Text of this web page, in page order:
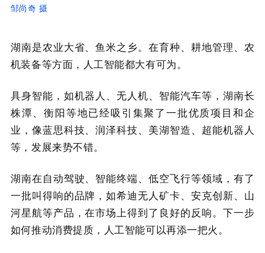
邹尚奇 摄
湖南是农业大省、鱼米之乡。在育种、耕地管理、农
机装备等方面，人工智能都大有可为。
具身智能，如机器人、无人机、智能汽车等，湖南长
株潭、衡阳等地已经吸引集聚了一批优质项目和企
业，像蓝思科技、润泽科技、美湖智造、超能机器人
等，发展来势不错。
湖南在自动驾驶、智能终端、低空飞行等领域，有了
一批叫得响的品牌，如希迪无人矿卡、安克创新、山
河星航等产品，在市场上得到了良好的反响。下一步
如何推动消费提质，人工智能可以再添一把火。